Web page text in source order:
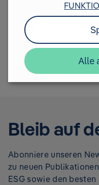
vorangetrieben
Case
Bleib auf
Abonniere unseren
zu neuen
ESG sowie den
Alle